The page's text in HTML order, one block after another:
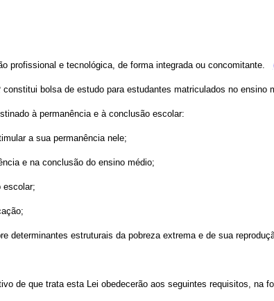
profissional e tecnológica, de forma integrada ou concomitante.
constitui bolsa de estudo para estudantes matriculados no
à permanência e à conclusão escolar:
a sua permanência nele;
e na conclusão do ensino médio;
escolar;
determinantes estruturais da pobreza extrema e de sua
de que trata esta Lei obedecerão aos seguintes requisitos, na